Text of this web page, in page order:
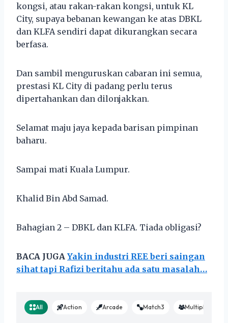
kongsi, atau rakan-rakan kongsi, untuk KL
City, supaya bebanan kewangan ke atas DBKL
dan KLFA sendiri dapat dikurangkan secara
berfasa.
Dan sambil menguruskan cabaran ini semua,
prestasi KL City di padang perlu terus
dipertahankan dan dilonjakkan.
Selamat maju jaya kepada barisan pimpinan
baharu.
Sampai mati Kuala Lumpur.
Khalid Bin Abd Samad.
Bahagian 2 – DBKL dan KLFA. Tiada obligasi?
BACA JUGA Yakin industri REE beri saingan
sihat tapi Rafizi beritahu ada satu masalah…